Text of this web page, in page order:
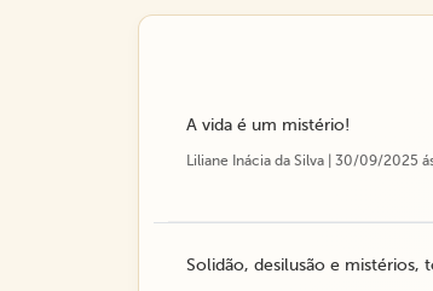
A vida é um mistério!
Liliane Inácia da Silva | 30/09/2025
Solidão, desilusão e mistérios,